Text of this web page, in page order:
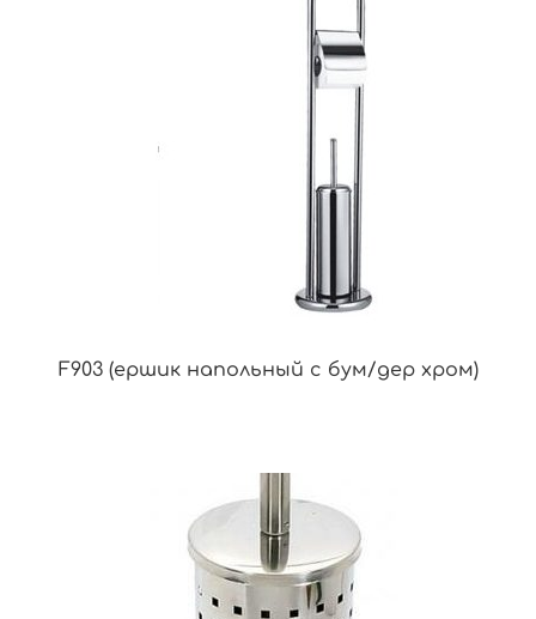
F903 (ершик напольный с бум/дер хром)